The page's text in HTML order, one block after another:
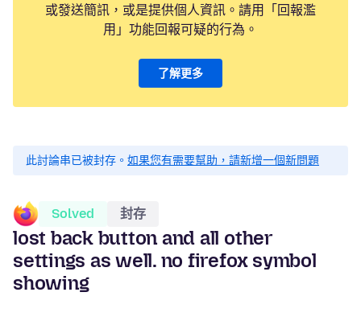
或發送簡訊，或是提供個人資訊。請用「回報濫
用」功能回報可疑的行為。
了解更多
此討論串已被封存。 如果您有需要幫助，請新增一個新問題
Solved 封存
lost back button and all other
settings as well. no firefox symbol
showing